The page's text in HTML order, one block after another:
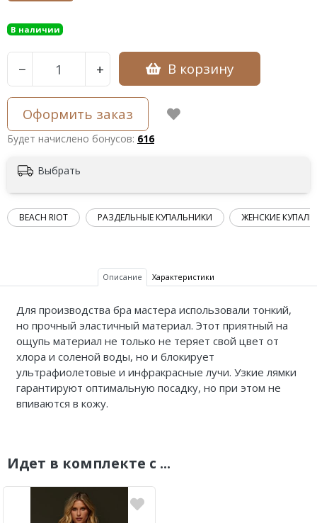
В наличии
− + В корзину
Оформить заказ
Будет начислено бонусов: 616
Выбрать
BEACH RIOT РАЗДЕЛЬНЫЕ КУПАЛЬНИКИ ЖЕНСКИЕ
Описание Характеристики
Для производства бра мастера использовали тонкий,
но прочный эластичный материал. Этот приятный на
ощупь материал не только не теряет свой цвет от
хлора и соленой воды, но и блокирует
ультрафиолетовые и инфракрасные лучи. Узкие лямки
гарантируют оптимальную посадку, но при этом не
впиваются в кожу.
Идет в комплекте с ...